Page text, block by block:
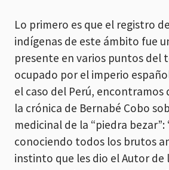
Lo primero es que el registro
indígenas de este ámbito fue
presente en varios puntos del
ocupado por el imperio
el caso del Perú, encontramos
la crónica de Bernabé Cobo
medicinal de la “piedra bezar”:
conociendo todos los brutos
instinto que les dio el Autor de